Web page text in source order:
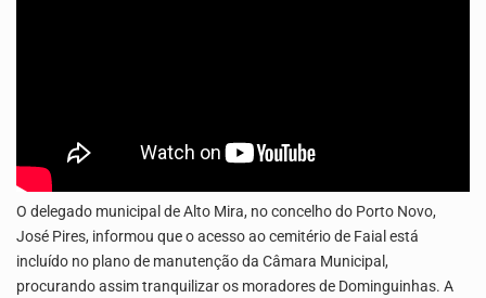
O delegado municipal de Alto Mira, no concelho do Porto Novo,
José Pires, informou que o acesso ao cemitério de Faial está
incluído no plano de manutenção da Câmara Municipal,
procurando assim tranquilizar os moradores de Dominguinhas. A